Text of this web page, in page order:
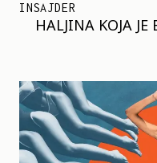
INSAJDER
HALJINA KOJA JE